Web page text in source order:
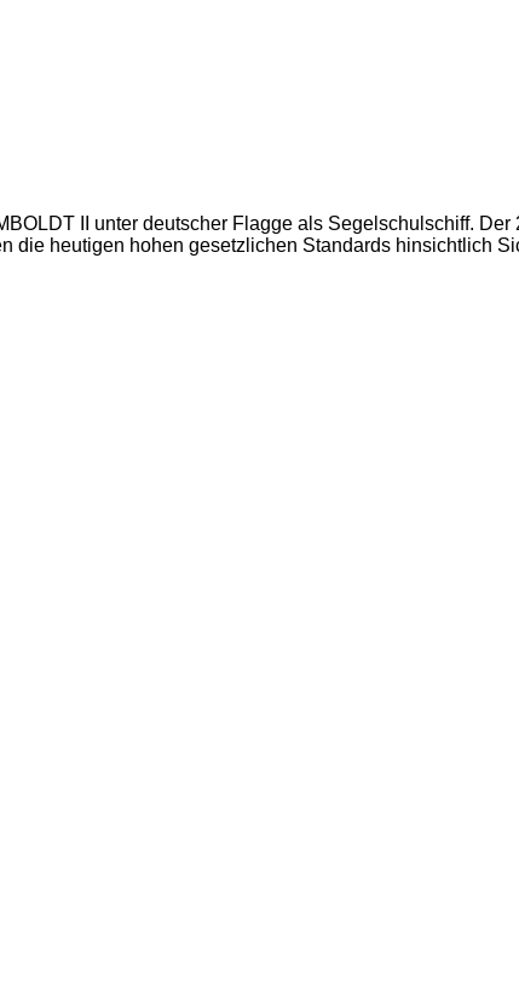
II unter deutscher Flagge als Segelschulschiff. Der
die heutigen hohen gesetzlichen Standards hinsichtlich